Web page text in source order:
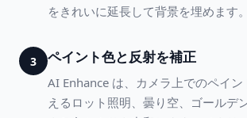
をきれいに延長して背景を埋めます。
3 ペイント色と反射を補正
AI Enhance は、カメラ上でのペイ
えるロット照明、曇り空、ゴールデ